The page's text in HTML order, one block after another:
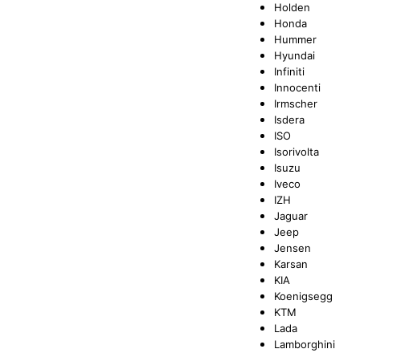
Holden
Honda
Hummer
Hyundai
Infiniti
Innocenti
Irmscher
Isdera
ISO
Isorivolta
Isuzu
Iveco
IZH
Jaguar
Jeep
Jensen
Karsan
KIA
Koenigsegg
KTM
Lada
Lamborghini